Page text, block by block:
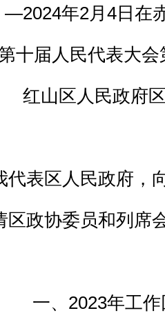
—2024年2月4日在
十届人民代表大
红山区人民政府
代表区人民政府，
区政协委员和列席
一、2023年工